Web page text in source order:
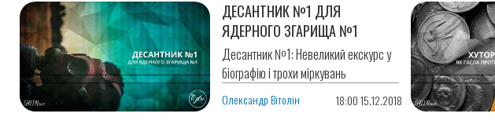
ДЕСАНТНИК №1 ДЛЯ
ЯДЕРНОГО ЗГАРИЩА №1
Десантник №1: Невеликий екскурс у
біографію і трохи міркувань
Олександр Вітолін 18:00 15.12.2018